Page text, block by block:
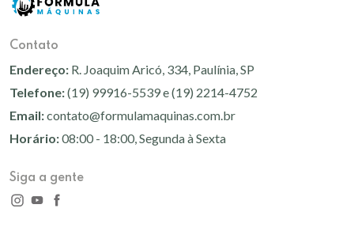
Contato
Endereço: R. Joaquim Aricó, 334, Paulínia, SP
Telefone:(19) 99916-5539 e (19) 2214-4752
Email:contato@formulamaquinas.com.br
Horário:08:00 - 18:00, Segunda à Sexta
Siga a gente